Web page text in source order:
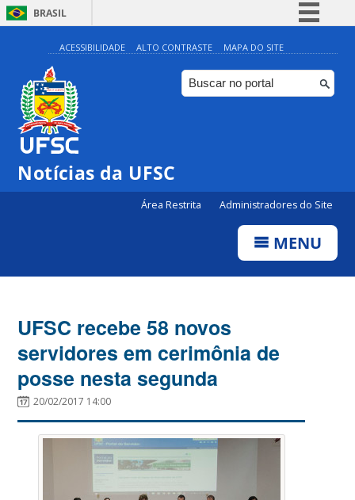
BRASIL
Simplifique!
Comunica BR
Participe
ACESSIBILIDADE ALTO CONTRASTE MAPA DO SITE
Notícias da UFSC
Área Restrita Administradores do Site
MENU
UFSC recebe 58 novos
servidores em cerimônia de
posse nesta segunda
20/02/2017 14:00